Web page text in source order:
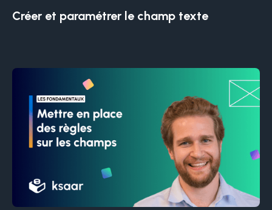
Créer et paramétrer le champ texte